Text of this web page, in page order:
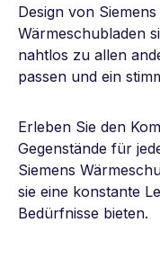
Design von
Wärmeschubladen
nahtlos zu allen
passen und ein
Erleben Sie den
Gegenstände für
Siemens
sie eine konstante
Bedürfnisse bieten.